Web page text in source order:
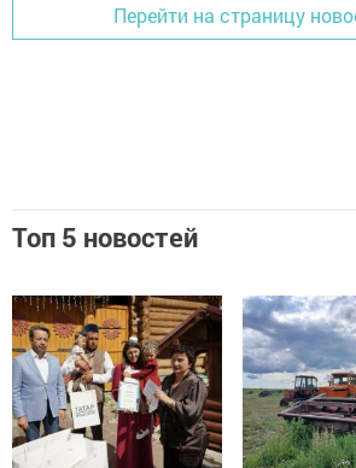
Перейти на страницу
Топ 5 новостей